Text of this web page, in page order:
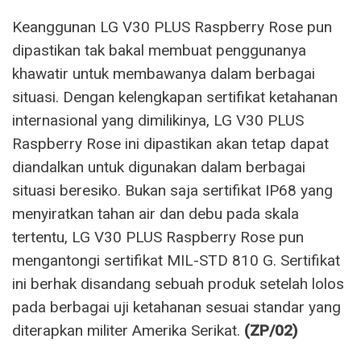
Keanggunan LG V30 PLUS Raspberry Rose pun
dipastikan tak bakal membuat penggunanya
khawatir untuk membawanya dalam berbagai
situasi. Dengan kelengkapan sertifikat ketahanan
internasional yang dimilikinya, LG V30 PLUS
Raspberry Rose ini dipastikan akan tetap dapat
diandalkan untuk digunakan dalam berbagai
situasi beresiko. Bukan saja sertifikat IP68 yang
menyiratkan tahan air dan debu pada skala
tertentu, LG V30 PLUS Raspberry Rose pun
mengantongi sertifikat MIL-STD 810 G. Sertifikat
ini berhak disandang sebuah produk setelah lolos
pada berbagai uji ketahanan sesuai standar yang
diterapkan militer Amerika Serikat. (ZP/02)